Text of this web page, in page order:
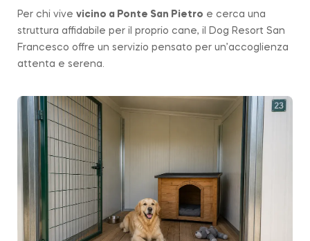
Per chi vive vicino a Ponte San Pietro e cerca una
struttura affidabile per il proprio cane, il Dog Resort San
Francesco offre un servizio pensato per un’accoglienza
attenta e serena.